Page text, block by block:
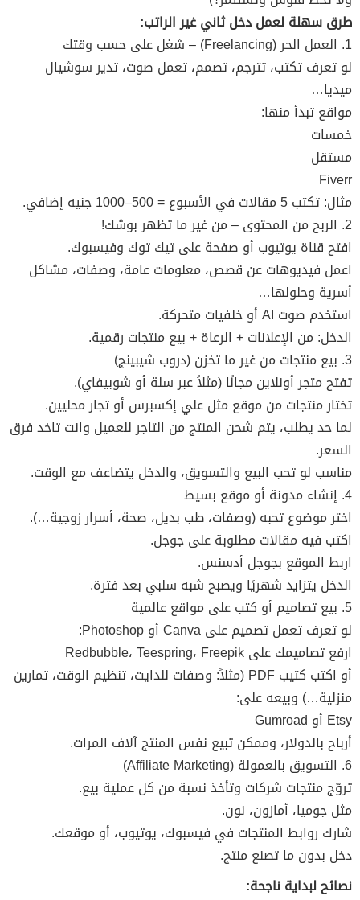
طرق سهلة لعمل دخل ثاني غير الراتب:
1. العمل الحر (Freelancing) – شغل على حسب وقتك
لو تعرف تكتب، تترجم، تصمم، تعمل صوت، تدير سوشيال
ميديا…
مواقع تبدأ منها:
خمسات
مستقل
Fiverr
مثال: تكتب 5 مقالات في الأسبوع = 500–1000 جنيه إضافي.
2. الربح من المحتوى – من غير ما تظهر بوشك!
افتح قناة يوتيوب أو صفحة على تيك توك وفيسبوك.
اعمل فيديوهات عن قصص، معلومات عامة، وصفات، مشاكل
أسرية وحلولها…
استخدم صوت AI أو خلفيات متحركة.
الدخل: من الإعلانات + الرعاة + بيع منتجات رقمية.
3. بيع منتجات من غير ما تخزن (دروب شيبينج)
تفتح متجر أونلاين مجانًا (مثلاً عبر سلة أو شوبيفاي).
تختار منتجات من موقع مثل علي إكسبرس أو تجار محليين.
لما حد يطلب، يتم شحن المنتج من التاجر للعميل وانت تاخد فرق
السعر.
مناسب لو تحب البيع والتسويق، والدخل يتضاعف مع الوقت.
4. إنشاء مدونة أو موقع بسيط
اختر موضوع تحبه (وصفات، طب بديل، صحة، أسرار زوجية…).
اكتب فيه مقالات مطلوبة على جوجل.
اربط الموقع بجوجل أدسنس.
الدخل يتزايد شهريًا ويصبح شبه سلبي بعد فترة.
5. بيع تصاميم أو كتب على مواقع عالمية
لو تعرف تعمل تصميم على Canva أو Photoshop:
ارفع تصاميمك على Redbubble، Teespring، Freepik
أو اكتب كتيب PDF (مثلاً: وصفات للدايت، تنظيم الوقت، تمارين
منزلية…) وبيعه على:
Etsy أو Gumroad
أرباح بالدولار، وممكن تبيع نفس المنتج آلاف المرات.
6. التسويق بالعمولة (Affiliate Marketing)
تروّج منتجات شركات وتأخذ نسبة من كل عملية بيع.
مثل جوميا، أمازون، نون.
شارك روابط المنتجات في فيسبوك، يوتيوب، أو موقعك.
دخل بدون ما تصنع منتج.
نصائح لبداية ناجحة: